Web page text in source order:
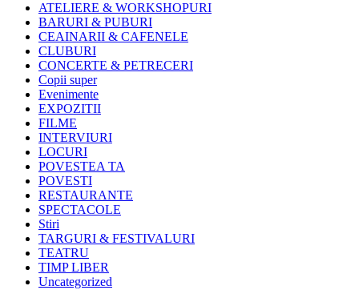
ATELIERE & WORKSHOPURI
BARURI & PUBURI
CEAINARII & CAFENELE
CLUBURI
CONCERTE & PETRECERI
Copii super
Evenimente
EXPOZITII
FILME
INTERVIURI
LOCURI
POVESTEA TA
POVESTI
RESTAURANTE
SPECTACOLE
Stiri
TARGURI & FESTIVALURI
TEATRU
TIMP LIBER
Uncategorized